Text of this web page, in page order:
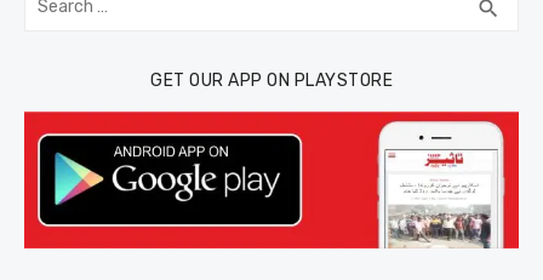
for: search
GET OUR APP ON PLAYSTORE